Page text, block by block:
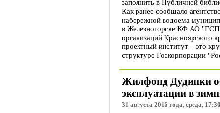
заполнить в Публичной
Как ранее сообщало
набережной водоема
в Железногорске КФ АО
организаций Красноярского
проектный институт – это
структуре Госкорпорации
Жилфонд Дудинки
эксплуатации в
31 августа 2016 года, среда, 17:30